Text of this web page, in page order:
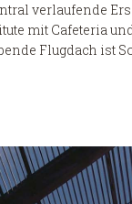
verlaufende
mit Cafeteria
Flugdach